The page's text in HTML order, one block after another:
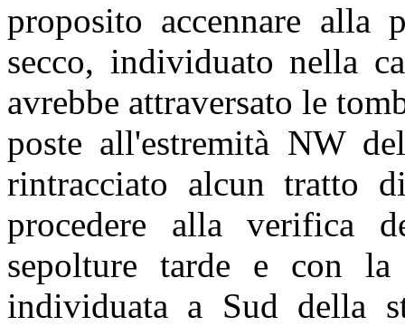
proposito accennare alla
secco, individuato nella
avrebbe attraversato le
poste all'estremità NW
rintracciato alcun tratto
procedere alla verifica
sepolture tarde e con la
individuata a Sud della